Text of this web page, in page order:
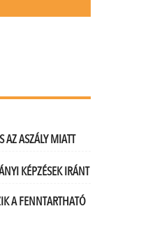
AZ ASZÁLY MIATT
KÉPZÉSEK IRÁNT
A FENNTARTHATÓ